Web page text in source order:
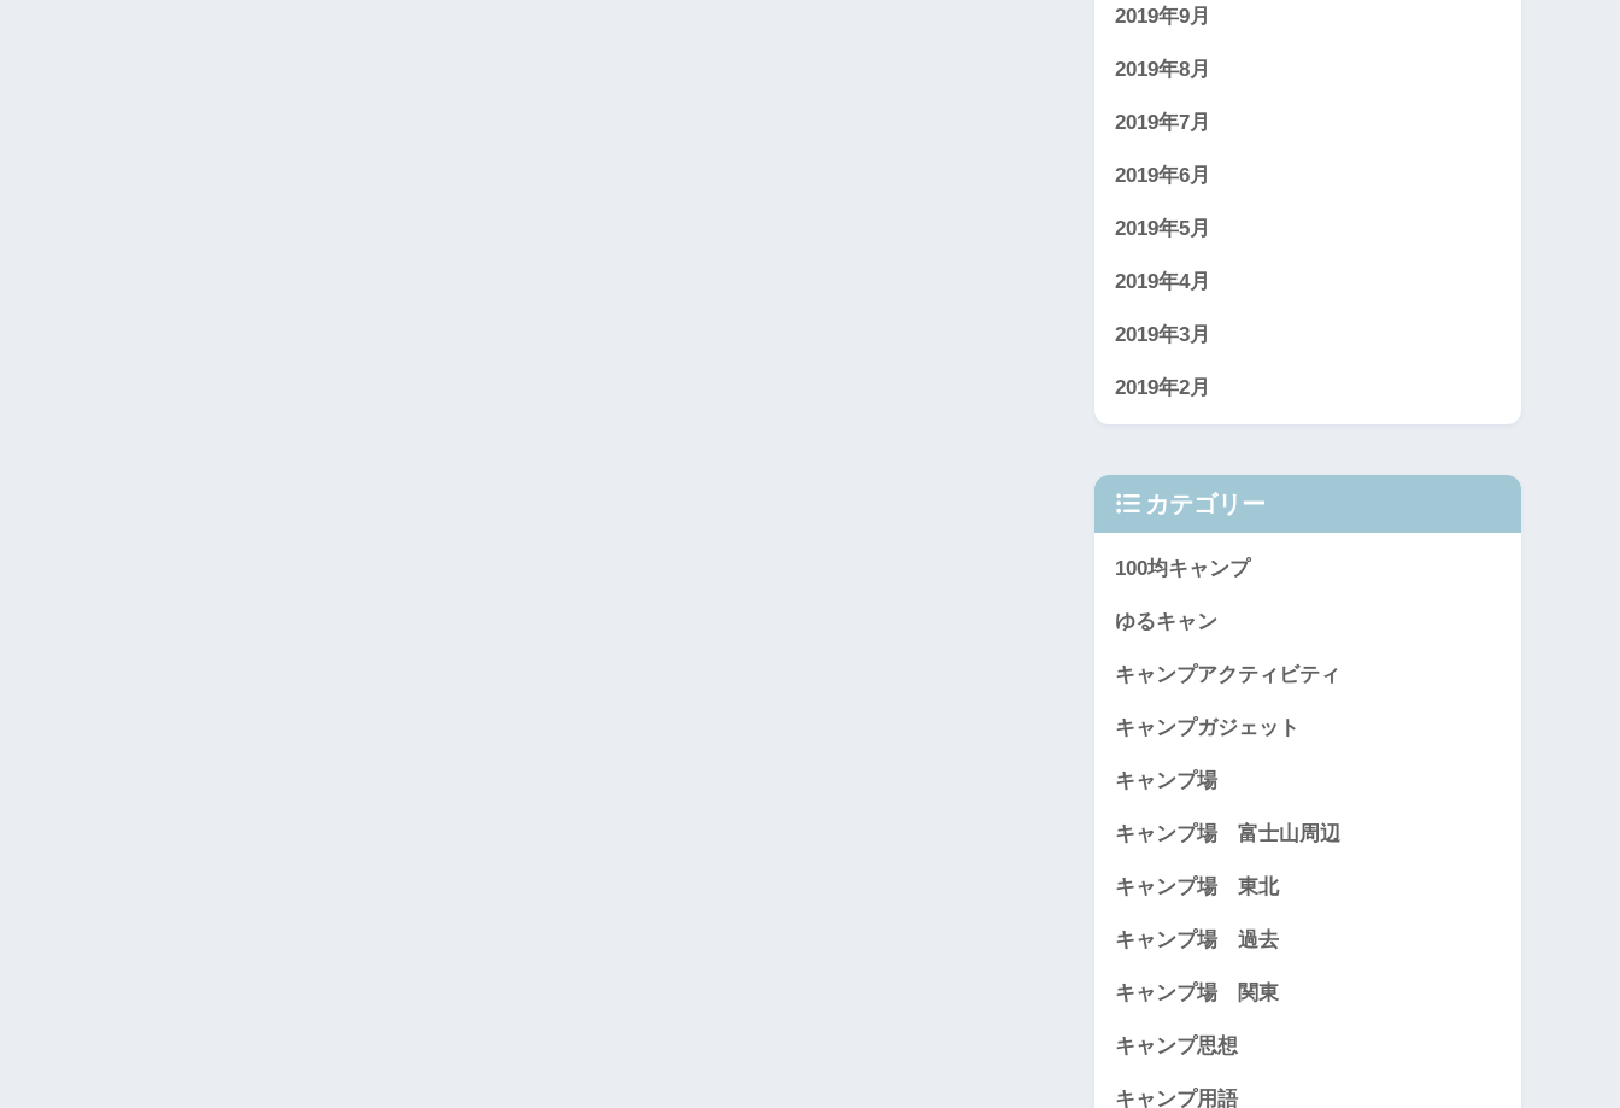
2019年9月
2019年8月
2019年7月
2019年6月
2019年5月
2019年4月
2019年3月
2019年2月
カテゴリー
100均キャンプ
ゆるキャン
キャンプアクティビティ
キャンプガジェット
キャンプ場
キャンプ場 富士山周辺
キャンプ場 東北
キャンプ場 過去
キャンプ場 関東
キャンプ思想
キャンプ用語